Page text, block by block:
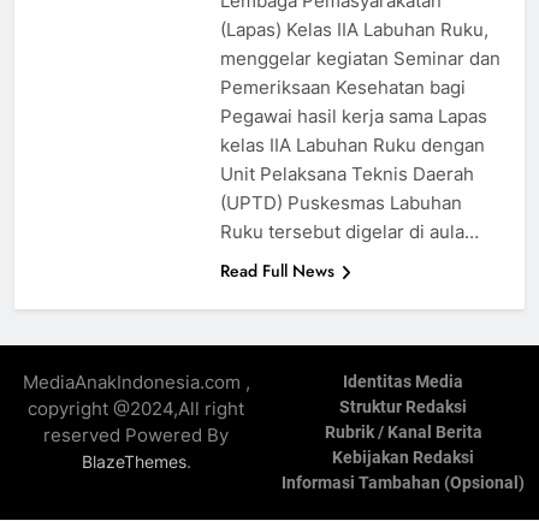
(Lapas) Kelas IIA Labuhan Ruku,
menggelar kegiatan Seminar dan
Pemeriksaan Kesehatan bagi
Pegawai hasil kerja sama Lapas
kelas IIA Labuhan Ruku dengan
Unit Pelaksana Teknis Daerah
(UPTD) Puskesmas Labuhan
Ruku tersebut digelar di aula…
Read Full News
MediaAnakIndonesia.com ,
copyright @2024,All right
reserved Powered By
BlazeThemes.
Identitas Media
Struktur Redaksi
Rubrik / Kanal Berita
Kebijakan Redaksi
Informasi Tambahan (Opsional)